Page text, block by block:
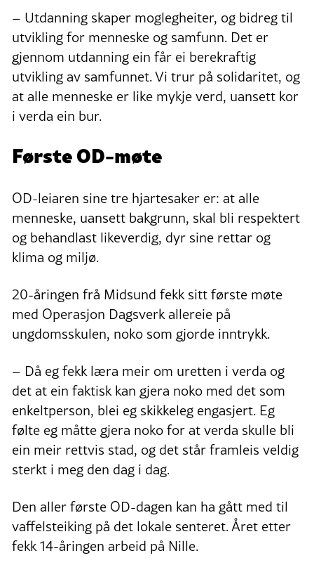
– Utdanning skaper moglegheiter, og bidreg til
utvikling for menneske og samfunn. Det er
gjennom utdanning ein får ei berekraftig
utvikling av samfunnet. Vi trur på solidaritet, og
at alle menneske er like mykje verd, uansett kor
i verda ein bur.
Første OD-møte
OD-leiaren sine tre hjartesaker er: at alle
menneske, uansett bakgrunn, skal bli respektert
og behandlast likeverdig, dyr sine rettar og
klima og miljø.
20-åringen frå Midsund fekk sitt første møte
med Operasjon Dagsverk allereie på
ungdomsskulen, noko som gjorde inntrykk.
– Då eg fekk læra meir om uretten i verda og
det at ein faktisk kan gjera noko med det som
enkeltperson, blei eg skikkeleg engasjert. Eg
følte eg måtte gjera noko for at verda skulle bli
ein meir rettvis stad, og det står framleis veldig
sterkt i meg den dag i dag.
Den aller første OD-dagen kan ha gått med til
vaffelsteiking på det lokale senteret. Året etter
fekk 14-åringen arbeid på Nille.